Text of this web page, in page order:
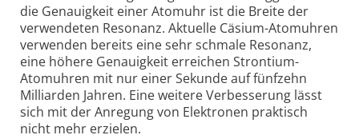
die Genauigkeit einer Atomuhr ist die Breite der
verwendeten Resonanz. Aktuelle Cäsium-Atomuhren
verwenden bereits eine sehr schmale Resonanz,
eine höhere Genauigkeit erreichen Strontium-
Atomuhren mit nur einer Sekunde auf fünfzehn
Milliarden Jahren. Eine weitere Verbesserung lässt
sich mit der Anregung von Elektronen praktisch
nicht mehr erzielen.